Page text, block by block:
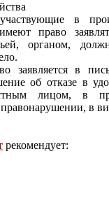
в
право
органом,
в
об отказе в
лицом, в
в
рекомендует: